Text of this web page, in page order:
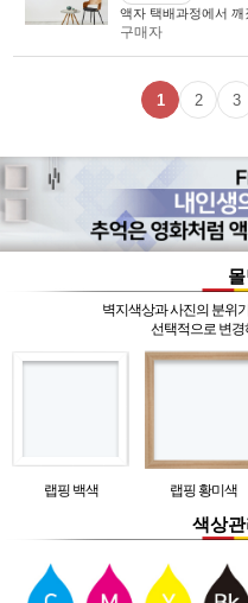
액자 택배과정에서 깨
구매자
1 2 3
벽지색상과 사진의 분위
선택적으로 변경
랩핑 백색 랩핑 황미색
색상관